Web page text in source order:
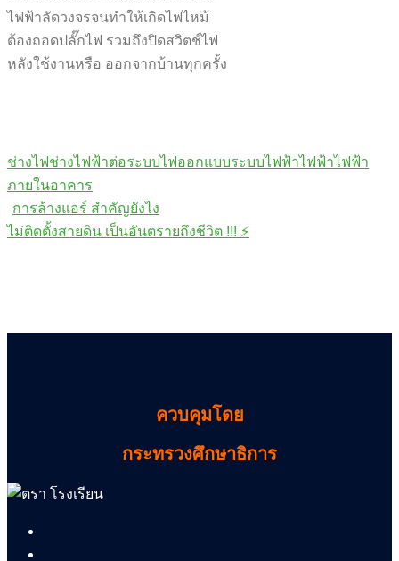
ไฟฟ้าลัดวงจรจนทำให้เกิดไฟไหม้
ต้องถอดปลั๊กไฟ รวมถึงปิดสวิตช์ไฟ
หลังใช้งานหรือ ออกจากบ้านทุกครั้ง
ช่างไฟช่างไฟฟ้าต่อระบบไฟออกแบบระบบไฟฟ้าไฟฟ้าไฟฟ้า
ภายในอาคาร
Post
navigation
การล้างแอร์ สำคัญยังไง
ไม่ติดตั้งสายดิน เป็นอันตรายถึงชีวิต !!! ⚡
ควบคุมโดย
กระทรวงศึกษาธิการ